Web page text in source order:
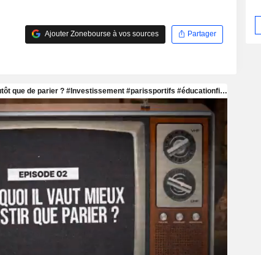
Ajouter Zonebourse à vos sources Partager